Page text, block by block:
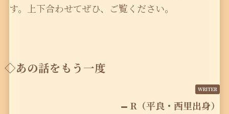
す。上下合わせてぜひ、ご覧ください。
◇あの話をもう一度
R（平良・西里出身）